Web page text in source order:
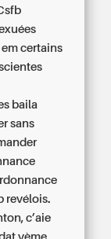
certains
baila
sans
revélois.
c’aie